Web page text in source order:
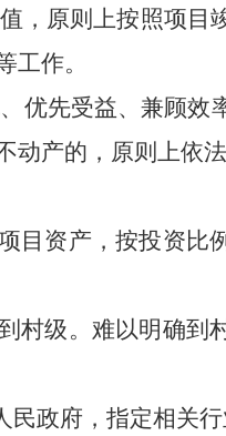
，原则上按照项目
作。
优先受益、兼顾效
产的，原则上依法
目资产，按投资比
村级。难以明确到
政府，指定相关行